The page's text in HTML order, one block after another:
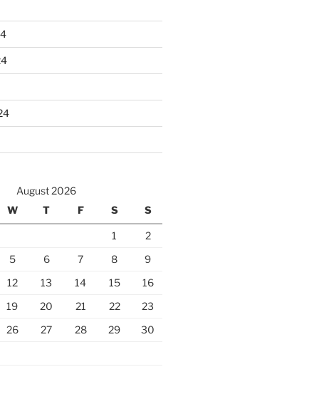
August 2026
W T F S S
1
2
5 6 7 8
9
12 13 14 15
16
19 20 21 22
23
26 27 28 29
30